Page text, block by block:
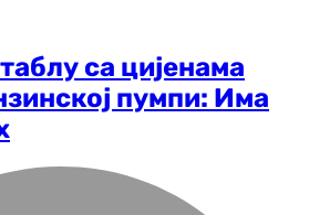
са цијенама
пумпи: Има